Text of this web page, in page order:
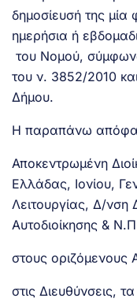
δημοσίευσή της μία
ημερήσια ή
του Νομού,
του ν. 3852/2010
Δήμου.
Η παραπάνω
Αποκεντρωμένη
Ελλάδας, Ιονίου,
Λειτουργίας, Δ/νση
Αυτοδιοίκησης &
στους οριζόμενους
στις Διευθύνσεις,